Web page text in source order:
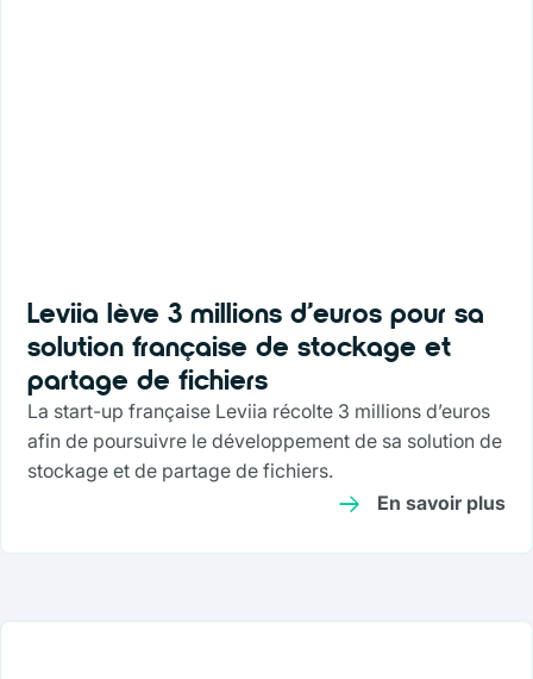
Leviia lève 3 millions d’euros pour sa
solution française de stockage et
partage de fichiers
La start-up française Leviia récolte 3 millions d’euros
afin de poursuivre le développement de sa solution de
stockage et de partage de fichiers.
En savoir plus